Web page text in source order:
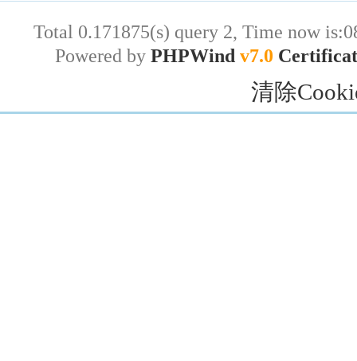
Total 0.171875(s) query 2, Time now
Powered by PHPWind v7.0
清除